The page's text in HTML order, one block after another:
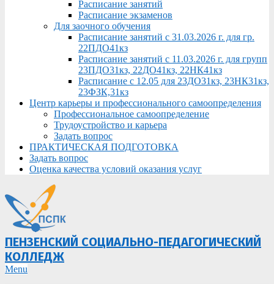
Расписание занятий
Расписание экзаменов
Для заочного обучения
Расписание занятий с 31.03.2026 г. для гр.
22ПДО41кз
Расписание занятий с 11.03.2026 г. для групп
23ПДО31кз, 22ДО41кз, 22НК41кз
Расписание с 12.05 для 23ДО31кз, 23НК31кз,
23ФЗК,31кз
Центр карьеры и профессионального самоопределения
Профессиональное самоопределение
Трудоустройство и карьера
Задать вопрос
ПРАКТИЧЕСКАЯ ПОДГОТОВКА
Задать вопрос
Оценка качества условий оказания услуг
ПЕНЗЕНСКИЙ СОЦИАЛЬНО-ПЕДАГОГИЧЕСКИЙ
КОЛЛЕДЖ
Primary
Menu